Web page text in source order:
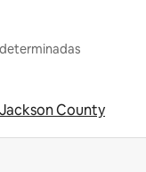
Jackson County